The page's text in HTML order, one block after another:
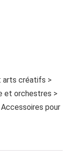
arts créatifs >
et orchestres >
pour